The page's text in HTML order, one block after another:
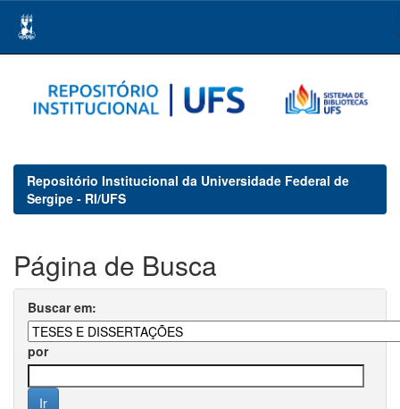
navigation
Repositório Institucional da Universidade Federal de
Sergipe - RI/UFS
Página de Busca
Buscar em:
por